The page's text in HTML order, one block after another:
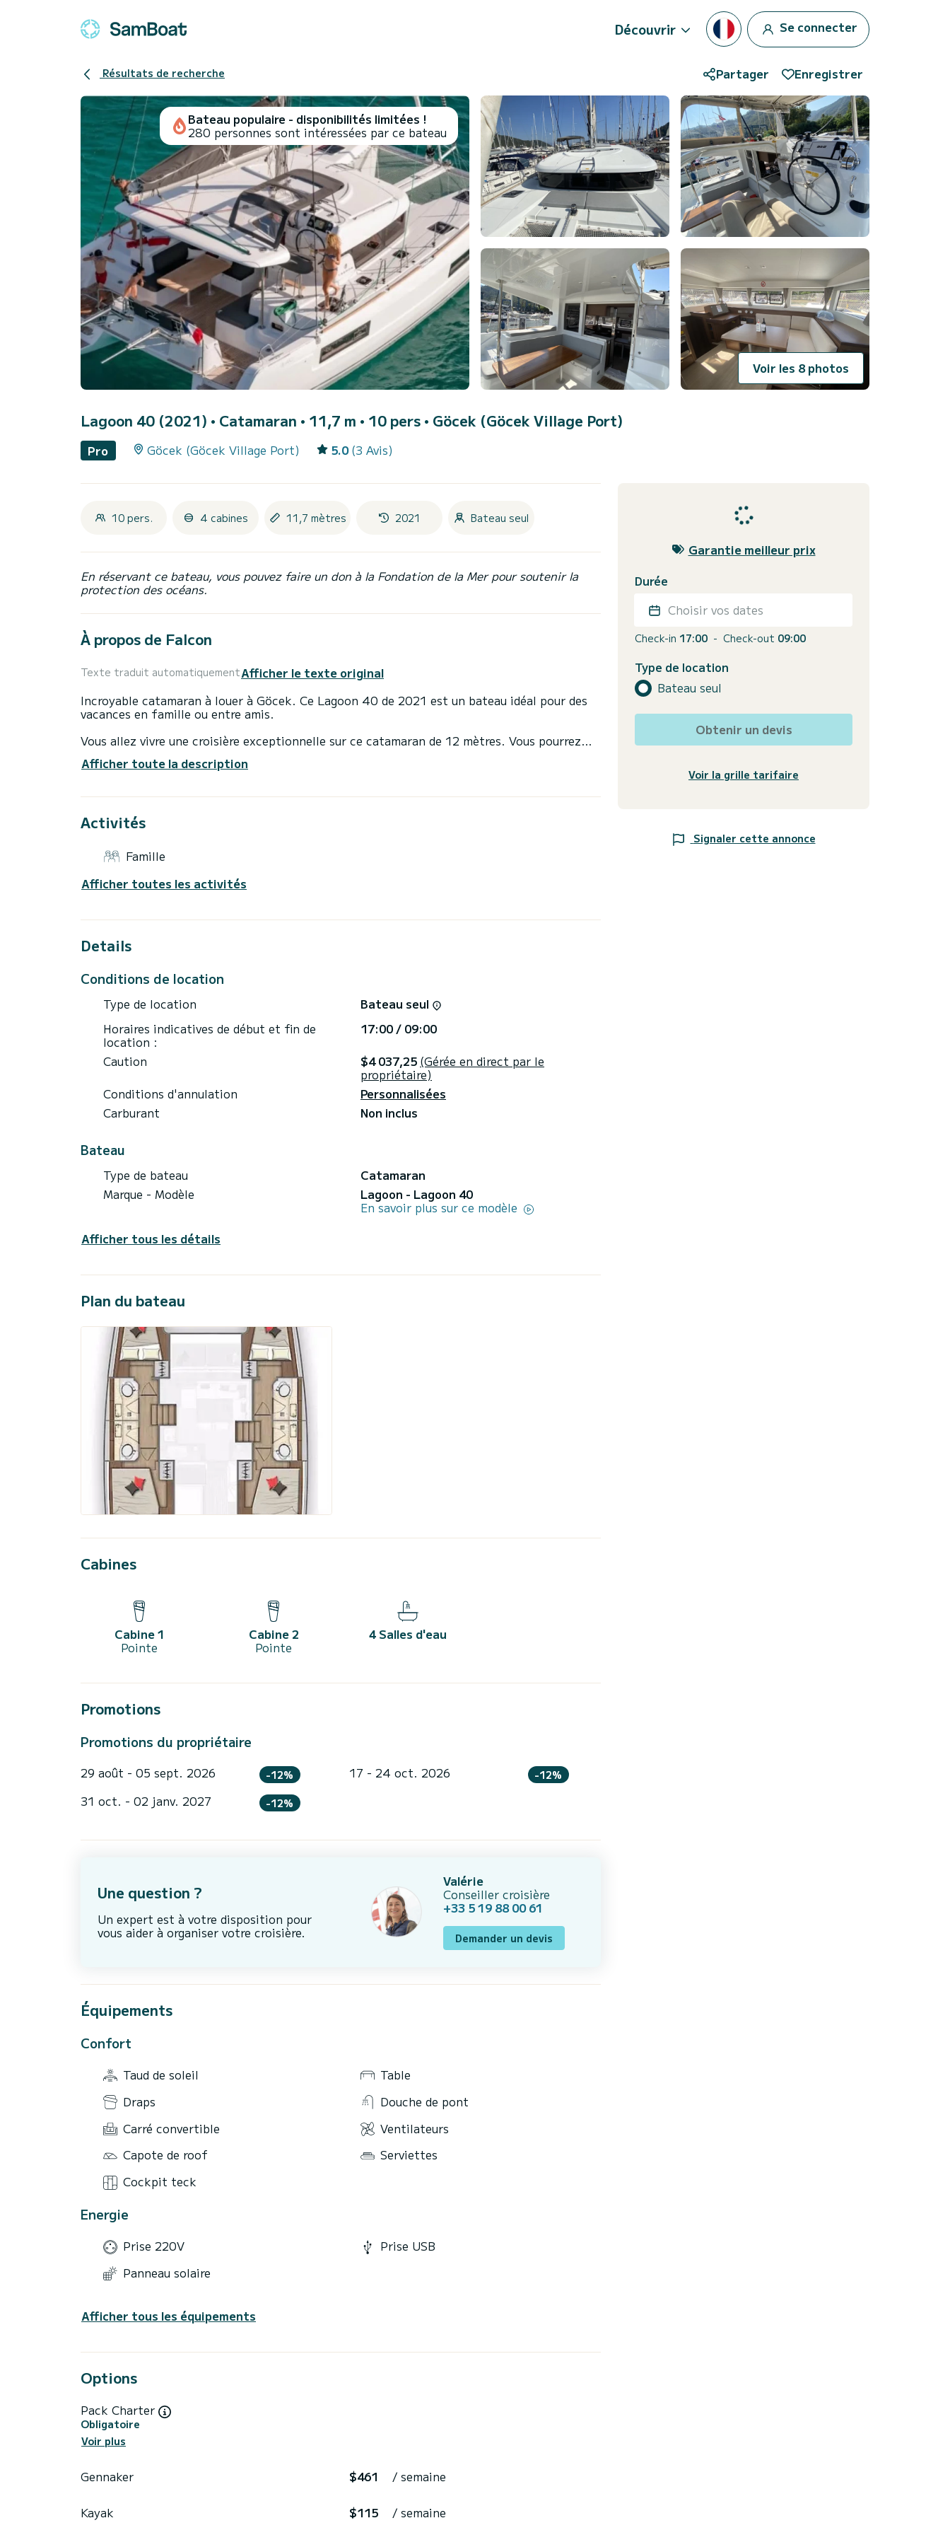
Découvrir Se connecter
Résultats de recherche Partager Enregistrer
Voir les 8 photos
Bateau populaire - disponibilités limitées !
280 personnes sont intéressées par ce bateau
Lagoon 40 (2021) • Catamaran • 11,7 m • 10 pers • Göcek (Göcek Village Port)
Pro Göcek (Göcek Village Port) 5.0 (3 Avis)
10 pers. 4 cabines 11,7 mètres 2021 Bateau seul
En réservant ce bateau, vous pouvez faire un don à la Fondation de la Mer pour soutenir la
protection des océans.
À propos de Falcon
Texte traduit automatiquementAfficher le texte original
Incroyable catamaran à louer à Göcek. Ce Lagoon 40 de 2021 est un bateau idéal pour des
vacances en famille ou entre amis.
Vous allez vivre une croisière exceptionnelle sur ce catamaran de 12 mètres. Vous pourrez
équipements suivants : Pilote automatique, Haut-parleurs, Prise USB, Douche de pont,
Les demandes de réservation et de devis sont traitées directement par SamBoat. Vous
Afficher toute la description
Activités
Famille
Afficher toutes les activités
Details
Conditions de location
Type de location
Bateau seul
Horaires indicatives de début et fin de
location :
17:00 / 09:00
Caution
$4 037,25 (Gérée en direct par le
propriétaire)
Conditions d'annulation
Personnalisées
Carburant
Non inclus
Bateau
Type de bateau
Catamaran
Marque - Modèle
Lagoon - Lagoon 40
En savoir plus sur ce modèle
Afficher tous les détails
Plan du bateau
Cabines
Cabine 1
Pointe
Cabine 2
Pointe
4 Salles d'eau
Promotions
Promotions du propriétaire
29 août - 05 sept. 2026 -12% 17 - 24 oct. 2026 -12%
31 oct. - 02 janv. 2027 -12%
Une question ?
Un expert est à votre disposition pour
vous aider à organiser votre croisière.
Valérie
Conseiller croisière
+33 5 19 88 00 61
Demander un devis
Équipements
Confort
Taud de soleil
Table
Draps
Douche de pont
Carré convertible
Ventilateurs
Capote de roof
Serviettes
Cockpit teck
Energie
Prise 220V
Prise USB
Panneau solaire
Afficher tous les équipements
Options
Pack Charter
Obligatoire
Voir plus
Gennaker $461 / semaine
Kayak $115 / semaine
Garantie meilleur prix
Durée
Choisir vos dates
Check-in 17:00 - Check-out 09:00
Type de location
Bateau seul
Obtenir un devis
Voir la grille tarifaire
Signaler cette annonce